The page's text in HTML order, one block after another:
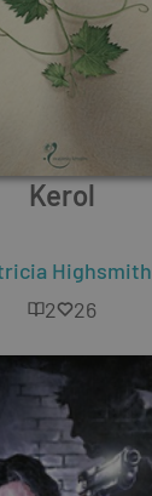
Kerol
Highsmith
2
26